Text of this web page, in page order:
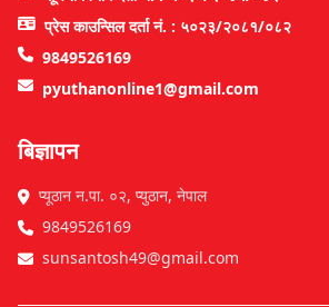
प्रेस काउन्सिल दर्ता नं. : ५०२३/२०८१/०८२
9849526169
pyuthanonline1@gmail.com
बिज्ञापन
प्यूठान न.पा. ०२, प्युठान, नेपाल
9849526169
sunsantosh49@gmail.com